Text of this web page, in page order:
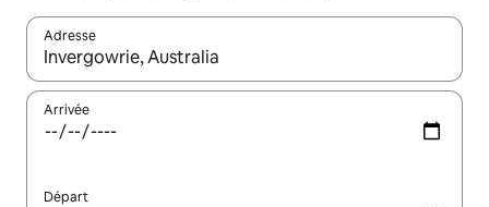
Adresse
Lorsque les résultats s'affichent, utilisez les flèches vers le
Arrivée
Départ